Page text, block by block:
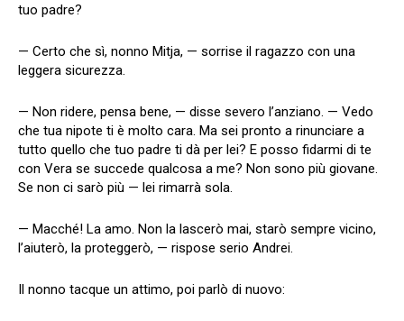
tuo padre?
— Certo che sì, nonno Mitja, — sorrise il ragazzo con una
leggera sicurezza.
— Non ridere, pensa bene, — disse severo l’anziano. — Vedo
che tua nipote ti è molto cara. Ma sei pronto a rinunciare a
tutto quello che tuo padre ti dà per lei? E posso fidarmi di te
con Vera se succede qualcosa a me? Non sono più giovane.
Se non ci sarò più — lei rimarrà sola.
— Macché! La amo. Non la lascerò mai, starò sempre vicino,
l’aiuterò, la proteggerò, — rispose serio Andrei.
Il nonno tacque un attimo, poi parlò di nuovo: